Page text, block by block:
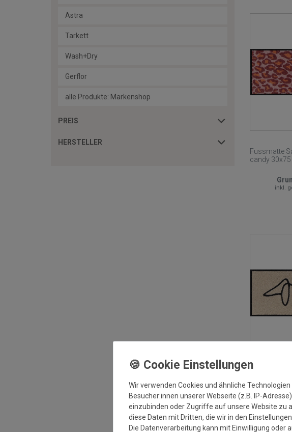
Astra
Tarkett
Wash+Dry
Gerflor
alle Produkte: Markenshop
PREIS
HERSTELLER
Fussmatte
candy
inkl.
Dackel
inkl.
Wir verwenden Cookies und ähnliche
Besucher:innen unserer Webseite (z.B. IP-
einzubinden oder Zugriffe auf unsere Website zu
diese Daten mit Dritten, die wir in den
Die Datenverarbeitung kann mit Einwilligung